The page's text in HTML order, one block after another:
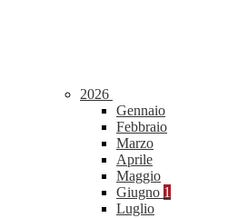
2026
Gennaio
Febbraio
Marzo
Aprile
Maggio
Giugno 1
Luglio